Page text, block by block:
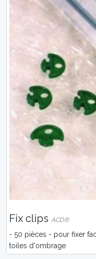
Fix clips ACD®
- 50 pièces - pour fixer
toiles d'ombrage